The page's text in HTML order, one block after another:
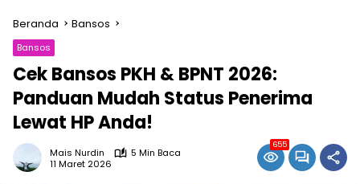
Beranda Bansos
Bansos
Cek Bansos PKH & BPNT 2026:
Panduan Mudah Status Penerima
Lewat HP Anda!
Mais Nurdin
5 Min Baca
11 Maret 2026
655